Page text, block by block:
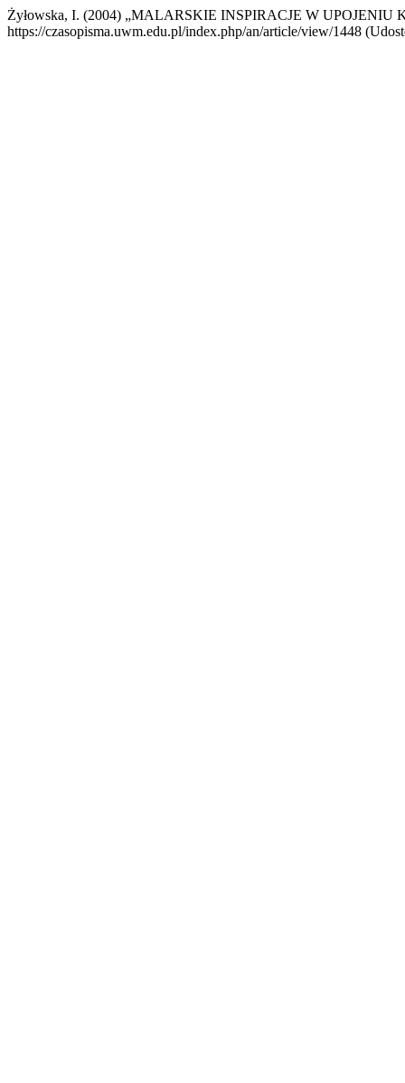
Żyłowska, I. (2004) „MALARSKIE INSPIRACJE W
https://czasopisma.uwm.edu.pl/index.php/an/article/view/1448